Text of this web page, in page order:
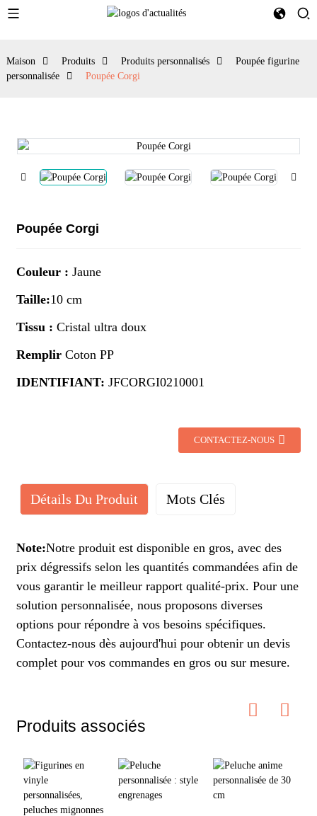
Maison Produits Produits personnalisés
Poupée figurine
personnalisée
Poupée Corgi
Poupée Corgi
Couleur : Jaune
Taille:10 cm
Tissu : Cristal ultra doux
Remplir Coton PP
IDENTIFIANT: JFCORGI0210001
CONTACTEZ-NOUS
Détails Du Produit Mots Clés
Note:Notre produit est disponible en gros, avec des
prix dégressifs selon les quantités commandées afin de
vous garantir le meilleur rapport qualité-prix. Pour une
solution personnalisée, nous proposons diverses
options pour répondre à vos besoins spécifiques.
Contactez-nous dès aujourd'hui pour obtenir un devis
complet pour vos commandes en gros ou sur mesure.
Produits associés